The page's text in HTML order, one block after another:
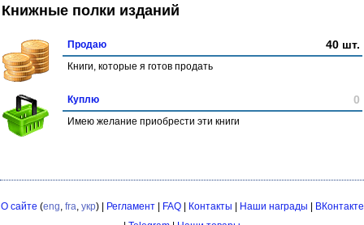
Книжные полки изданий
Продаю 40 шт.
Книги, которые я готов продать
Куплю 0
Имею желание приобрести эти книги
О сайте (eng, fra, укр) | Регламент| FAQ| Контакты Наши награды
ВКонтакте